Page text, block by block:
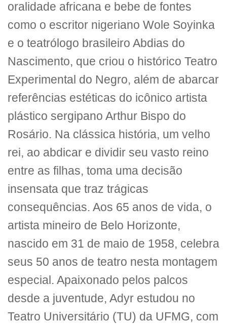
oralidade africana e bebe de fontes
como o escritor nigeriano Wole Soyinka
e o teatrólogo brasileiro Abdias do
Nascimento, que criou o histórico Teatro
Experimental do Negro, além de abarcar
referências estéticas do icônico artista
plástico sergipano Arthur Bispo do
Rosário. Na clássica história, um velho
rei, ao abdicar e dividir seu vasto reino
entre as filhas, toma uma decisão
insensata que traz trágicas
consequências. Aos 65 anos de vida, o
artista mineiro de Belo Horizonte,
nascido em 31 de maio de 1958, celebra
seus 50 anos de teatro nesta montagem
especial. Apaixonado pelos palcos
desde a juventude, Adyr estudou no
Teatro Universitário (TU) da UFMG, com